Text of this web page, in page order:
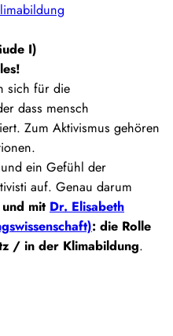
I)
sich für die
dass mensch
Zum Aktivismus gehören
ein Gefühl der
auf. Genau darum
mit Dr. Elisabeth
: die Rolle
/ in der Klimabildung.